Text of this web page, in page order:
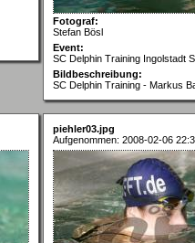
Fotograf:
Stefan Bösl
Event:
SC Delphin Training Ingolstadt
Bildbeschreibung:
SC Delphin Training - Markus
piehler03.jpg
Aufgenommen: 2008-02-06